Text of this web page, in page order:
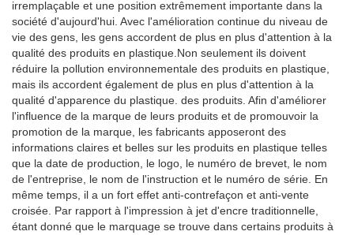
irremplaçable et une position extrêmement importante dans la
société d'aujourd'hui. Avec l'amélioration continue du niveau de
vie des gens, les gens accordent de plus en plus d'attention à la
qualité des produits en plastique.Non seulement ils doivent
réduire la pollution environnementale des produits en plastique,
mais ils accordent également de plus en plus d'attention à la
qualité d'apparence du plastique. des produits. Afin d'améliorer
l'influence de la marque de leurs produits et de promouvoir la
promotion de la marque, les fabricants apposeront des
informations claires et belles sur les produits en plastique telles
que la date de production, le logo, le numéro de brevet, le nom
de l'entreprise, le nom de l'instruction et le numéro de série. En
même temps, il a un fort effet anti-contrefaçon et anti-vente
croisée. Par rapport à l'impression à jet d'encre traditionnelle,
étant donné que le marquage se trouve dans certains produits à